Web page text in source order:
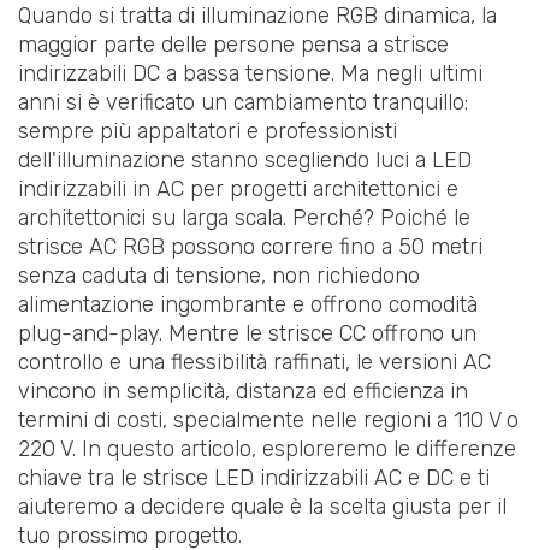
Quando si tratta di illuminazione RGB dinamica, la
maggior parte delle persone pensa a strisce
indirizzabili DC a bassa tensione. Ma negli ultimi
anni si è verificato un cambiamento tranquillo:
sempre più appaltatori e professionisti
dell'illuminazione stanno scegliendo luci a LED
indirizzabili in AC per progetti architettonici e
architettonici su larga scala. Perché? Poiché le
strisce AC RGB possono correre fino a 50 metri
senza caduta di tensione, non richiedono
alimentazione ingombrante e offrono comodità
plug-and-play. Mentre le strisce CC offrono un
controllo e una flessibilità raffinati, le versioni AC
vincono in semplicità, distanza ed efficienza in
termini di costi, specialmente nelle regioni a 110 V o
220 V. In questo articolo, esploreremo le differenze
chiave tra le strisce LED indirizzabili AC e DC e ti
aiuteremo a decidere quale è la scelta giusta per il
tuo prossimo progetto.